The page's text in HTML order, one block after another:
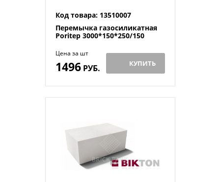
Код товара: 13510007
Перемычка газосиликатная
Poritep 3000*150*250/150
Цена за шт
1496РУБ. КУПИТЬ